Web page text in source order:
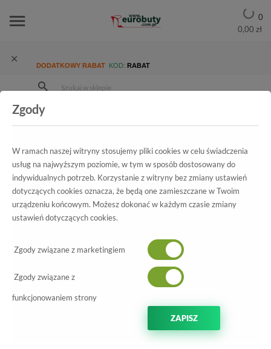
0
0,00 zł
DODATKOWY RABAT KOD: RABAT
JAK NOSIĆ BUTY SPORTOWE, BY WYGLĄDAĆ STYLOWO?
08/04/2019 10:43
JAK NOSIĆ
BUTY
SPORTOWE,
Zgody
W ramach naszej witryny stosujemy pliki cookies w celu świadczenia
usług na najwyższym poziomie, w tym w sposób dostosowany do
indywidualnych potrzeb. Korzystanie z witryny bez zmiany ustawień
dotyczących cookies oznacza, że będą one zamieszczane w Twoim
urządzeniu końcowym. Możesz dokonać w każdym czasie zmiany
ustawień dotyczących cookies.
Zgody związane z marketingiem
Zgody związane z
funkcjonowaniem strony
ZAPISZ